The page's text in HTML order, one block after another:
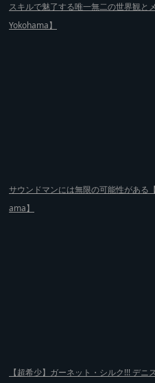
スキルで魅了する唯一無二の世界観
Yokohama】
サウンドマンには無限の可能性があ
ama】
【超希少】ガーネット・シルク!!! デ